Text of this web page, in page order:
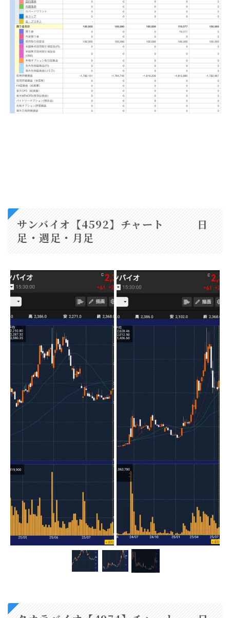
サンバイオ【4592】チャート 日
足・週足・月足